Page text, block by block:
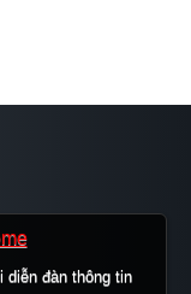
diễn đàn thông tin